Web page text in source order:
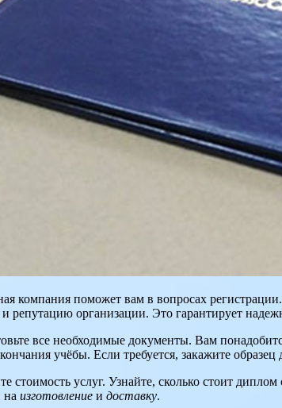
компания поможет вам в вопросах
репутацию организации. Это гарантирует
все необходимые документы. Вам
учёбы. Если требуется, закажите
стоимость услуг. Узнайте, сколько стоит
на изготовление и доставку.